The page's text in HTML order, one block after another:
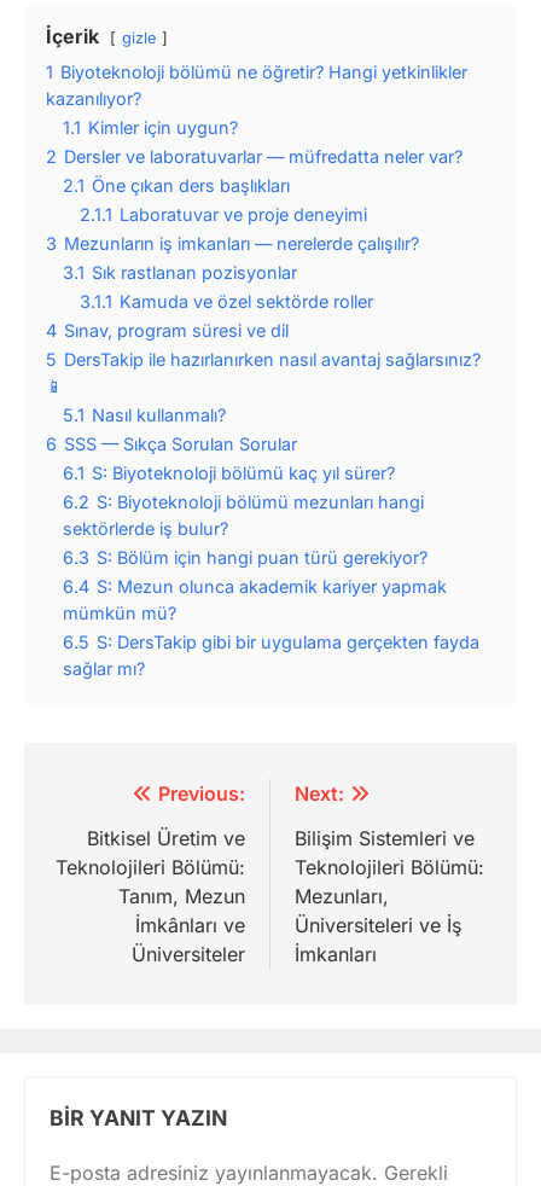
İçerik gizle
1 Biyoteknoloji bölümü ne öğretir? Hangi yetkinlikler
kazanılıyor?
1.1 Kimler için uygun?
2 Dersler ve laboratuvarlar — müfredatta neler var?
2.1 Öne çıkan ders başlıkları
2.1.1 Laboratuvar ve proje deneyimi
3 Mezunların iş imkanları — nerelerde çalışılır?
3.1 Sık rastlanan pozisyonlar
3.1.1 Kamuda ve özel sektörde roller
4 Sınav, program süresi ve dil
5 DersTakip ile hazırlanırken nasıl avantaj sağlarsınız?
📱
5.1 Nasıl kullanmalı?
6 SSS — Sıkça Sorulan Sorular
6.1 S: Biyoteknoloji bölümü kaç yıl sürer?
6.2 S: Biyoteknoloji bölümü mezunları hangi
sektörlerde iş bulur?
6.3 S: Bölüm için hangi puan türü gerekiyor?
6.4 S: Mezun olunca akademik kariyer yapmak
mümkün mü?
6.5 S: DersTakip gibi bir uygulama gerçekten fayda
sağlar mı?
gezinmesi
Previous:
Bitkisel Üretim ve
Teknolojileri Bölümü:
Tanım, Mezun
İmkânları ve
Üniversiteler
Next:
Bilişim Sistemleri ve
Teknolojileri Bölümü:
Mezunları,
Üniversiteleri ve İş
İmkanları
BIR YANIT YAZIN
E-posta adresiniz yayınlanmayacak. Gerekli